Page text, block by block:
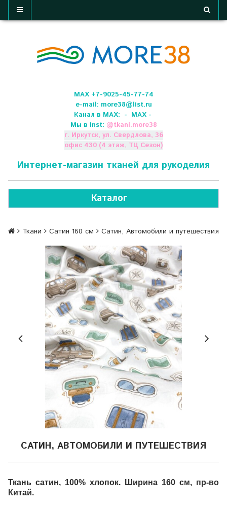
МАХ +7-9025-45-77-74
e-mail: more38@list.ru
Канал в МАХ: - МАХ -
Мы в Inst: @tkani.more38
г. Иркутск, ул. Свердлова, 36
офис 430 (4 этаж, ТЦ Сезон)
Интернет-магазин тканей для рукоделия
Каталог
Ткани Сатин 160 см Сатин, Автомобили и путешествия
САТИН, АВТОМОБИЛИ И ПУТЕШЕСТВИЯ
Ткань сатин, 100% хлопок. Ширина 160 см, пр-во
Китай.